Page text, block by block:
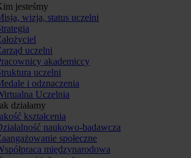
jesteśmy
wizja, status uczelni
uczelni
akademiccy
uczelni
i odznaczenia
Uczelnia
działamy
kształcenia
naukowo-badawcza
społeczne
międzynarodowa